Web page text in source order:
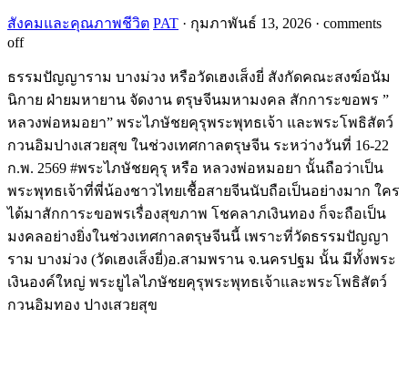
สังคมและคุณภาพชีวิต PAT · กุมภาพันธ์ 13, 2026 · comments
off
ธรรมปัญญาราม บางม่วง หรือวัดเฮงเส็งยี่ สังกัดคณะสงฆ์อนัม
นิกาย ฝ่ายมหายาน จัดงาน ตรุษจีนมหามงคล สักการะขอพร ”
หลวงพ่อหมอยา” พระไภษัชยคุรุพระพุทธเจ้า และพระโพธิสัตว์
กวนอิมปางเสวยสุข ในช่วงเทศกาลตรุษจีน ระหว่างวันที่ 16-22
ก.พ. 2569 #พระไภษัชยคุรุ หรือ หลวงพ่อหมอยา นั้นถือว่าเป็น
พระพุทธเจ้าที่พี่น้องชาวไทยเชื้อสายจีนนับถือเป็นอย่างมาก ใคร
ได้มาสักการะขอพรเรื่องสุขภาพ โชคลาภเงินทอง ก็จะถือเป็น
มงคลอย่างยิ่งในช่วงเทศกาลตรุษจีนนี้ เพราะที่วัดธรรมปัญญา
ราม บางม่วง (วัดเฮงเส็งยี่)อ.สามพราน จ.นครปฐม นั้น มีทั้งพระ
เงินองค์ใหญ่ พระยูไลไภษัชยคุรุพระพุทธเจ้าและพระโพธิสัตว์
กวนอิมทอง ปางเสวยสุข